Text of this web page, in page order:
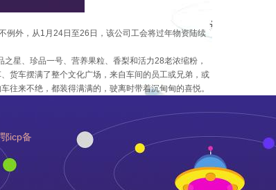
例外，从1 月 24日至26 日，该公司工会将过年物资陆续
星、珍品一号、营养果粒、香梨和活力28老浓缩粉，
货车摆满了整个文化广场，来自车间的员工或兄弟，或
往来不绝，都装得满满的，驶离时带着沉甸甸的喜悦。
icp备